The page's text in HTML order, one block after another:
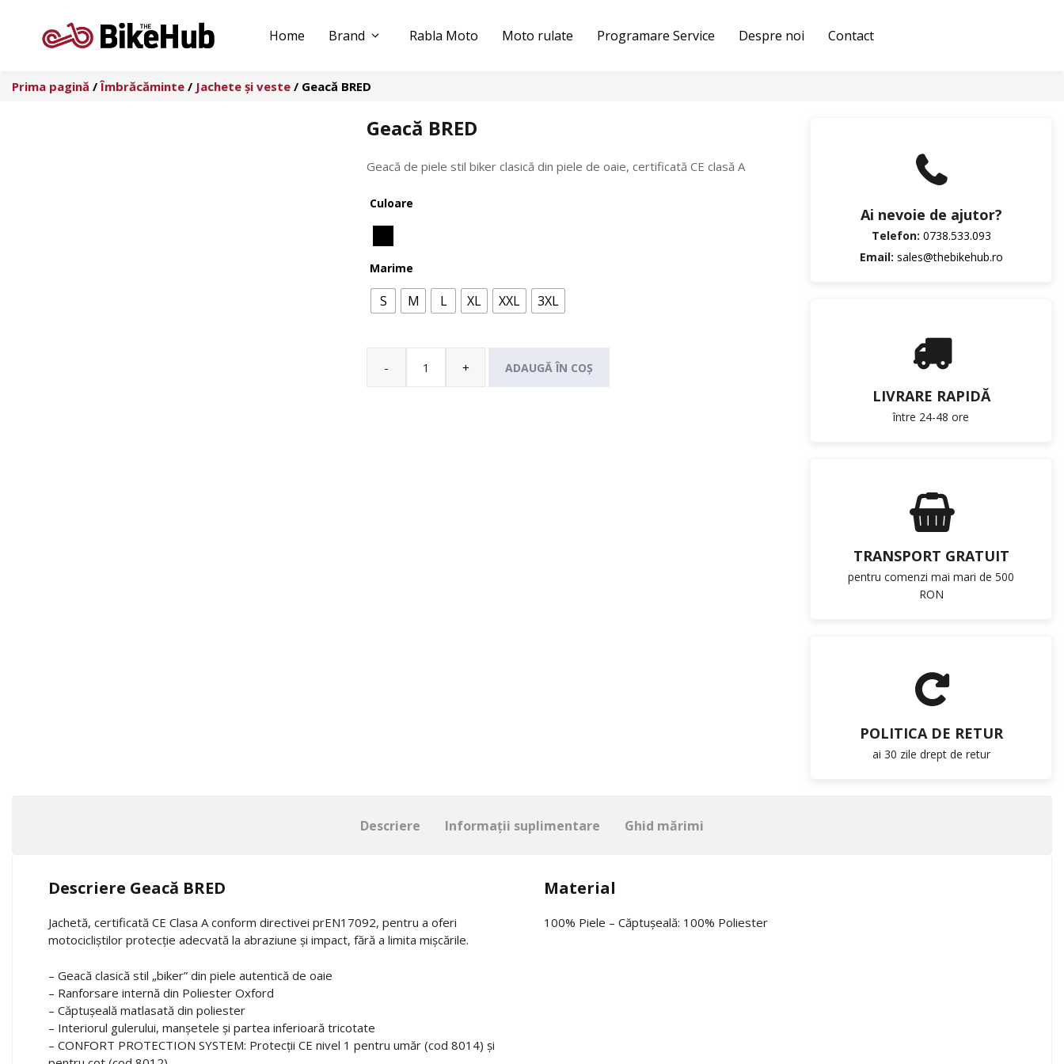
Home Brand Rabla Moto Moto rulate Programare Service Despre noi Contact
Prima pagină /Îmbrăcăminte / Jachete și veste / Geacă BRED
Geacă BRED
Geacă de piele stil biker clasică din piele de oaie, certificată CE clasă A
Culoare
Marime
S M L XL XXL 3XL
-
Cantitate
Geacă
+ ADAUGĂ ÎN COȘ
Ai nevoie de ajutor?
Telefon: 0738.533.093
Email: sales@thebikehub.ro
LIVRARE RAPIDĂ
între 24-48 ore
TRANSPORT GRATUIT
pentru comenzi mai mari de 500
RON
POLITICA DE RETUR
ai 30 zile drept de retur
Descriere Informații suplimentare Ghid mărimi
Descriere Geacă BRED
Jachetă, certificată CE Clasa A conform directivei prEN17092, pentru a oferi
motocicliștilor protecție adecvată la abraziune și impact, fără a limita mișcările.
– Geacă clasică stil „biker” din piele autentică de oaie
– Ranforsare internă din Poliester Oxford
– Căptușeală matlasată din poliester
– Interiorul gulerului, manșetele și partea inferioară tricotate
– CONFORT PROTECTION SYSTEM: Protecții CE nivel 1 pentru umăr (cod 8014) și
Material
100% Piele – Căptușeală: 100% Poliester